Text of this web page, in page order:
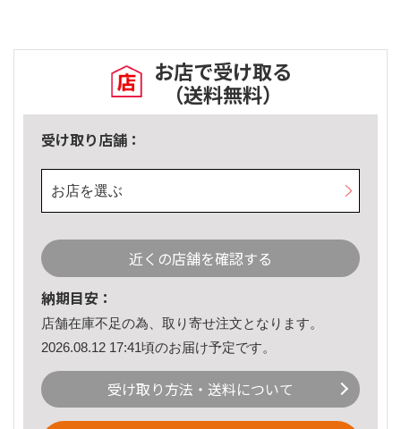
お店で受け取る
（送料無料）
受け取り店舗：
お店を選ぶ
近くの店舗を確認する
納期目安：
店舗在庫不足の為、取り寄せ注文となります。
2026.08.12 17:41頃のお届け予定です。
受け取り方法・送料について